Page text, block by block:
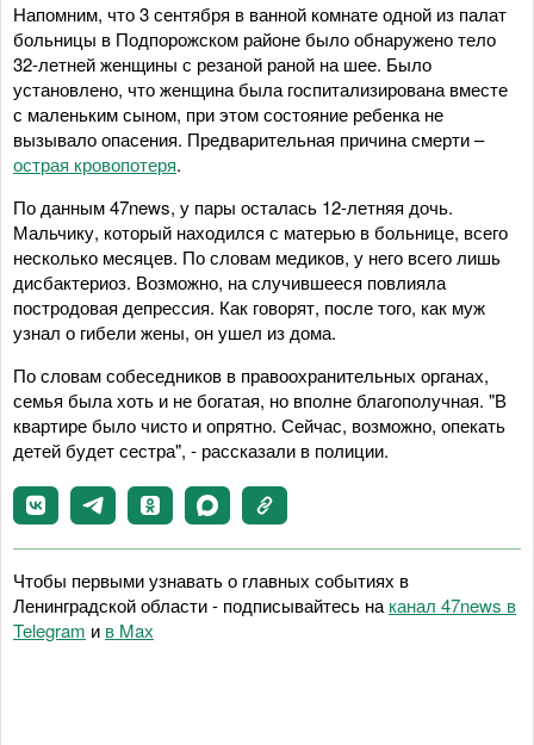
Напомним, что 3 сентября в ванной комнате одной из палат
больницы в Подпорожском районе было обнаружено тело
32-летней женщины с резаной раной на шее. Было
установлено, что женщина была госпитализирована вместе
с маленьким сыном, при этом состояние ребенка не
вызывало опасения. Предварительная причина смерти –
острая кровопотеря.
По данным 47news, у пары осталась 12-летняя дочь.
Мальчику, который находился с матерью в больнице, всего
несколько месяцев. По словам медиков, у него всего лишь
дисбактериоз. Возможно, на случившееся повлияла
постродовая депрессия. Как говорят, после того, как муж
узнал о гибели жены, он ушел из дома.
По словам собеседников в правоохранительных органах,
семья была хоть и не богатая, но вполне благополучная. "В
квартире было чисто и опрятно. Сейчас, возможно, опекать
детей будет сестра", - рассказали в полиции.
Чтобы первыми узнавать о главных событиях в
Ленинградской области - подписывайтесь на канал 47news в
Telegram и в Maх